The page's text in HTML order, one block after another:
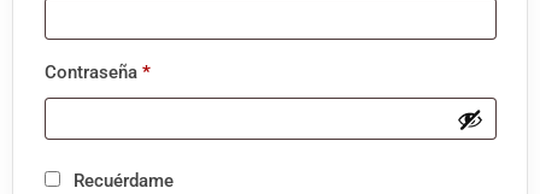
Contraseña *
Recuérdame